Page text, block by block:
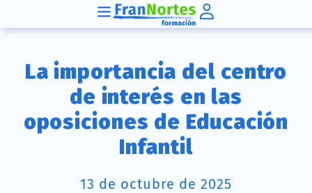
La importancia del centro
de interés en las
oposiciones de Educación
Infantil
13 de octubre de 2025